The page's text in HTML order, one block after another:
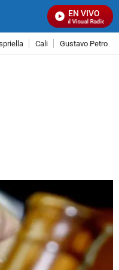
EN VIVO
Señal Visual Radio
Cali Gustavo Petro